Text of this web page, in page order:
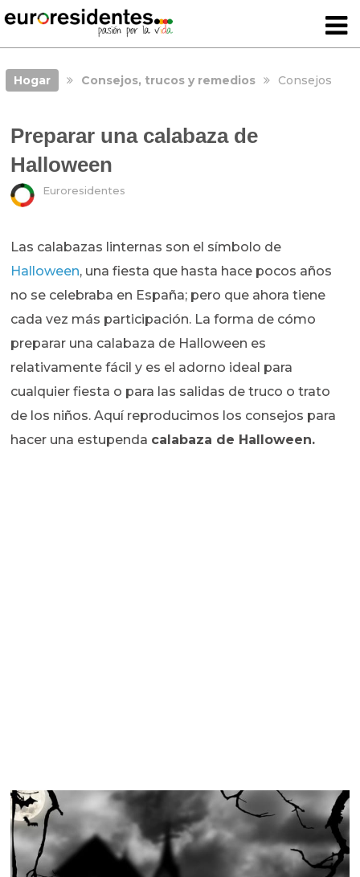
Hogar Consejos, trucos y remedios Consejos
Preparar una calabaza de
Halloween
Euroresidentes
Las calabazas linternas son el símbolo de
Halloween, una fiesta que hasta hace pocos años
no se celebraba en España; pero que ahora tiene
cada vez más participación. La forma de cómo
preparar una calabaza de Halloween es
relativamente fácil y es el adorno ideal para
cualquier fiesta o para las salidas de truco o trato
de los niños. Aquí reproducimos los consejos para
hacer una estupenda calabaza de Halloween.